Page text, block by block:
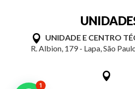
1
UNIDADE E CENTRO
R. Albion, 179 - Lapa, São